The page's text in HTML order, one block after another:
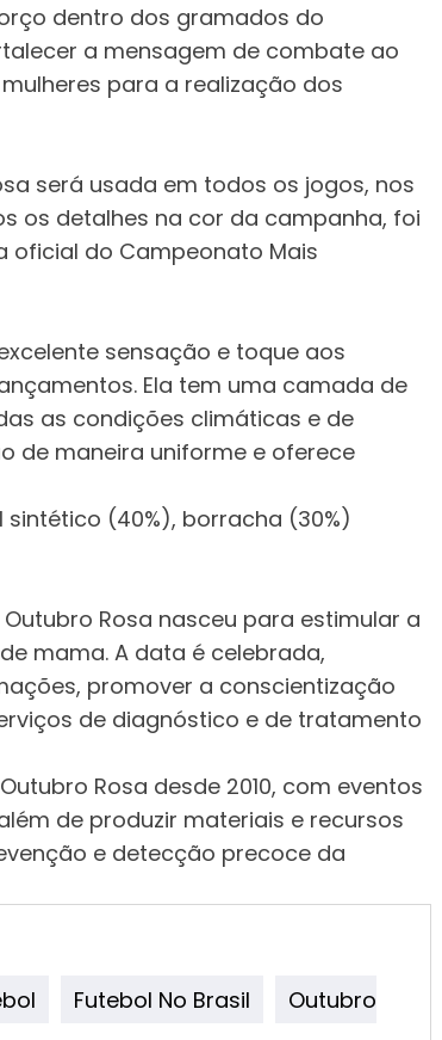
dentro dos gramados do
a mensagem de combate ao
para a realização dos
será usada em todos os jogos, nos
os detalhes na cor da campanha, foi
oficial do Campeonato Mais
sensação e toque aos
Ela tem uma camada de
as condições climáticas e de
de maneira uniforme e oferece
(40%), borracha (30%)
Rosa nasceu para estimular a
mama. A data é celebrada,
promover a conscientização
de diagnóstico e de tratamento
Rosa desde 2010, com eventos
de produzir materiais e recursos
e detecção precoce da
Futebol No Brasil
Outubro